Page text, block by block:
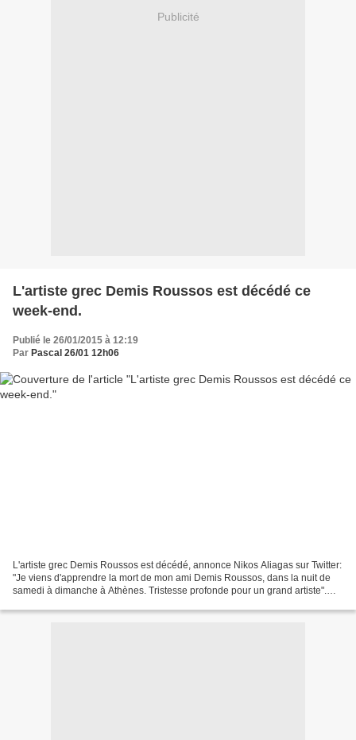
Publicité
L'artiste grec Demis Roussos est décédé ce
week-end.
Publié le 26/01/2015 à 12:19
Par Pascal 26/01 12h06
L'artiste grec Demis Roussos est décédé, annonce Nikos Aliagas sur Twitter:
"Je viens d'apprendre la mort de mon ami Demis Roussos, dans la nuit de
samedi à dimanche à Athènes. Tristesse profonde pour un grand artiste".